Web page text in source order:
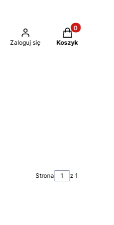
Zaloguj się
Produkty w
Koszyk
Strona z 1